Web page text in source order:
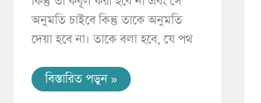
অনুমতি চাইবে কিন্তু তাকে অনুমতি
দেয়া হবে না। তাকে বলা হবে, যে পথ
বিস্তারিত পডুন »